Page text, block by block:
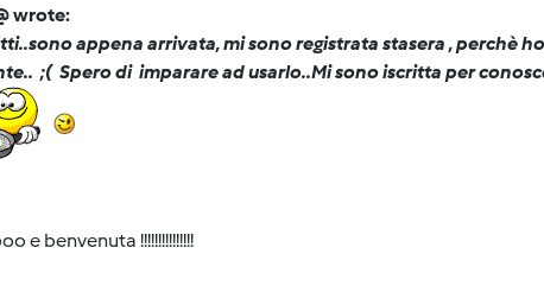
wrote:
appena arrivata, mi sono registrata stasera , perchè
;( Spero di imparare ad usarlo..Mi sono iscritta per
e benvenuta !!!!!!!!!!!!!!!